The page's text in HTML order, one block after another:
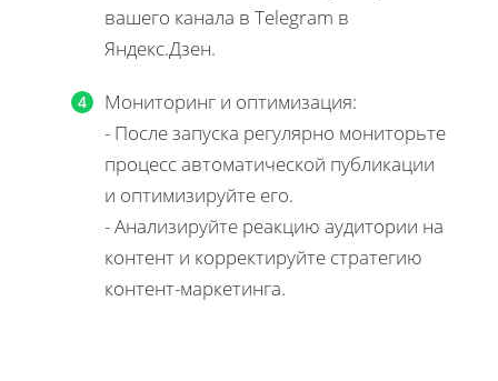
вашего канала в Telegram в
Яндекс.Дзен.
Мониторинг и оптимизация:
- После запуска регулярно мониторьте
процесс автоматической публикации
и оптимизируйте его.
- Анализируйте реакцию аудитории на
контент и корректируйте стратегию
контент-маркетинга.